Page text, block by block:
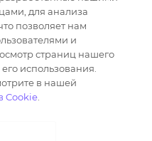
офертой
пункта 2 статьи 437
Федерации.
опубликованных
только при
редакции и
opt-milena.ru
для анализа
позволяет нам
и
страниц нашего
использования.
в нашей
Cookie